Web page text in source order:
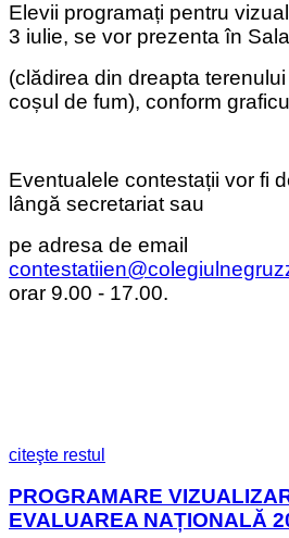
Elevii programați pentru
3 iulie, se vor prezenta în
(clădirea din dreapta
coșul de fum), conform
Eventualele contestații vor fi
lângă secretariat sau
pe adresa de email
orar 9.00 - 17.00.
citeşte restul
PROGRAMARE
EVALUAREA NAȚIONALĂ